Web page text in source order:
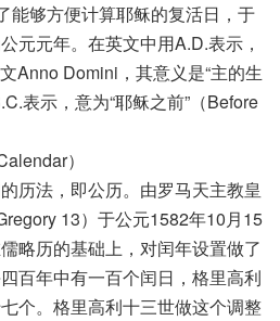
能够方便计算耶稣的复活日，于
元元年。在英文中用A.D.表示，
Anno Domini，其意义是“主的生
表示，意为“耶稣之前”（Before
）
历法，即公历。由罗马天主教皇
13）于公元1582年10月15
略历的基础上，对闰年设置做了
百年中有一百个闰日，格里高利
个。格里高利十三世做这个调整